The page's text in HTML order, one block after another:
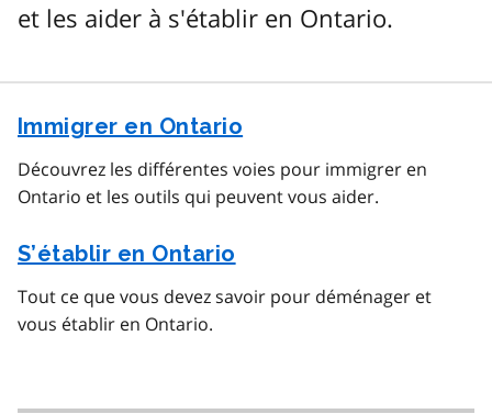
et les aider à s'établir en Ontario.
Immigrer en Ontario
Découvrez les différentes voies pour immigrer en
Ontario et les outils qui peuvent vous aider.
S’établir en Ontario
Tout ce que vous devez savoir pour déménager et
vous établir en Ontario.